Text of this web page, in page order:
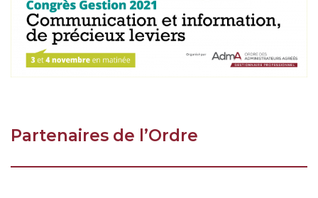
Partenaires de l’Ordre